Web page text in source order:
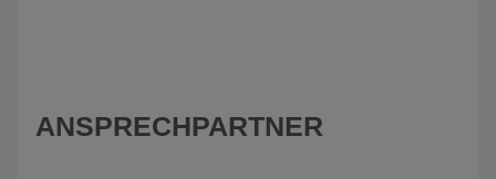
ANSPRECHPARTNER